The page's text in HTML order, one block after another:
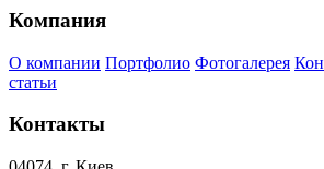
Компания
О компании Портфолио Фотогалерея
статьи
Контакты